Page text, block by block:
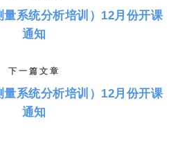
系统分析培训）12月份开课
通知
下一篇文章
系统分析培训）12月份开课
通知